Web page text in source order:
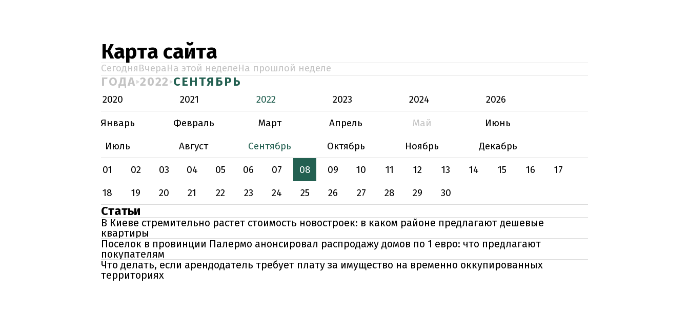
Карта сайта
СегодняВчераНа этой неделеНа прошлой неделе
ГОДА 2022 СЕНТЯБРЬ
2020 2021 2022 2023 2024
2026
Январь
Февраль Март Апрель Май
Июнь
Июль
Август Сентябрь Октябрь Ноябрь
Декабрь
01
02 03 04 05 06 07 08 09 10 11 12 13 14 15 16
17
18
19 20 21 22 23 24 25 26 27 28 29 30
Статьи
В Киеве стремительно растет стоимость новостроек: в каком районе предлагают дешевые
квартиры
Поселок в провинции Палермо анонсировал распродажу домов по 1 евро: что предлагают
покупателям
Что делать, если арендодатель требует плату за имущество на временно оккупированных
территориях